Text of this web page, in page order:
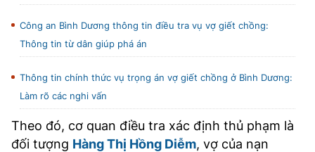
BÁO GIẤY
TRA CỨU PHƯỜNG XÃ
CỐNG HIẾN
BÙI XUÂN PHÁI
TIỆN ÍCH
Công an Bình Dương thông tin điều tra vụ vợ giết chồng:
Thông tin từ dân giúp phá án
Thông tin chính thức vụ trọng án vợ giết chồng ở Bình Dương:
Làm rõ các nghi vấn
Theo đó, cơ quan điều tra xác định thủ phạm là
đối tượng Hàng Thị Hồng Diễm, vợ của nạn